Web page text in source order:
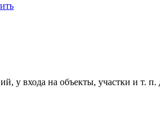
у входа на объекты, участки и т.